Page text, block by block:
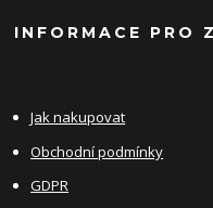
INFORMACE PRO
Jak nakupovat
Obchodní podmínky
GDPR